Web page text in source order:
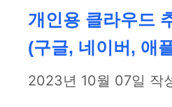
리
개인용 클라우드
(구글, 네이버, 애
2023년 10월 07일 작